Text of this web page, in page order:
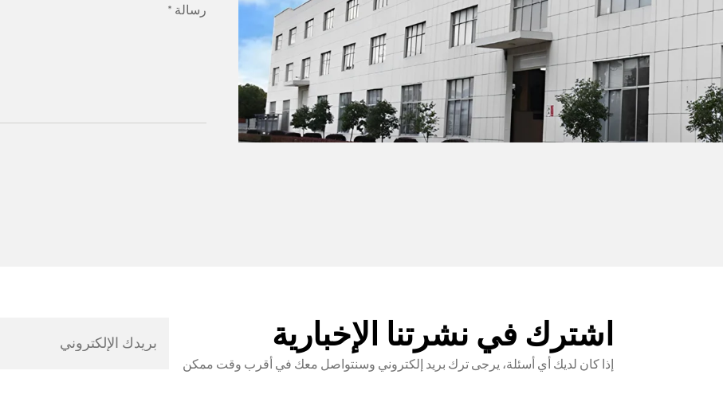
رسالة *
اشترك في نشرتنا الإخبارية
إذا كان لديك أي أسئلة، يرجى ترك بريد إلكتروني وسنتواصل معك في أقرب وقت ممكن